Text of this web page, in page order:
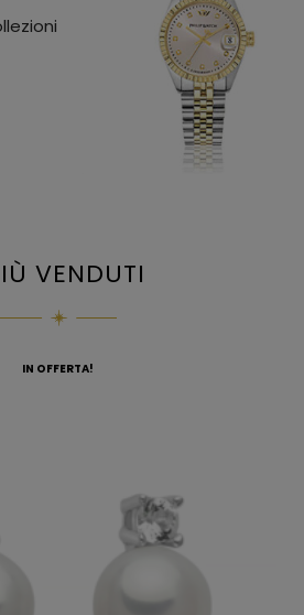
VENDUTI
IN OFFERTA!